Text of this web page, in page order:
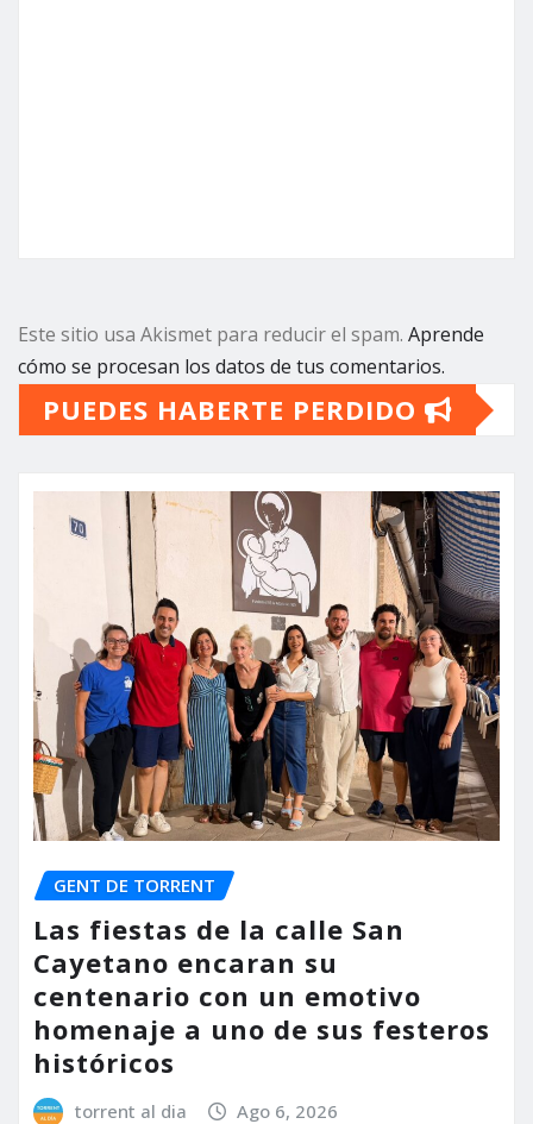
Este sitio usa Akismet para reducir el spam. Aprende
cómo se procesan los datos de tus comentarios.
PUEDES HABERTE PERDIDO
GENT DE TORRENT
Las fiestas de la calle San
Cayetano encaran su
centenario con un emotivo
homenaje a uno de sus festeros
históricos
torrent al dia Ago 6, 2026